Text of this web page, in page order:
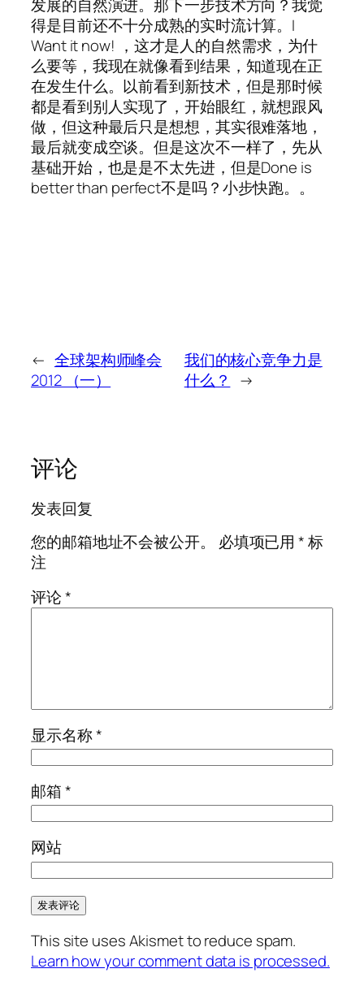
发展的自然演进。那下一步技术方向？我觉
得是目前还不十分成熟的实时流计算。I
Want it now! ，这才是人的自然需求，为什
么要等，我现在就像看到结果，知道现在正
在发生什么。以前看到新技术，但是那时候
都是看到别人实现了，开始眼红，就想跟风
做，但这种最后只是想想，其实很难落地，
最后就变成空谈。但是这次不一样了，先从
基础开始，也是是不太先进，但是Done is
better than perfect不是吗？小步快跑。。
← 全球架构师峰会
2012 （一）
我们的核心竞争力是
什么？
→
评论
发表回复
您的邮箱地址不会被公开。
必填项已用*标
注
评论*
显示名称*
邮箱*
网站
This site uses Akismet to reduce spam.
Learn how your comment data is processed.